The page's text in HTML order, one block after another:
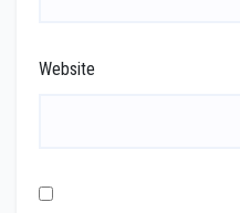
Website